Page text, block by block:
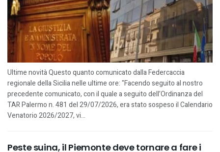
Ultime novità Questo quanto comunicato dalla Federcaccia
regionale della Sicilia nelle ultime ore: "Facendo seguito al nostro
precedente comunicato, con il quale a seguito dell’Ordinanza del
TAR Palermo n. 481 del 29/07/2026, era stato sospeso il Calendario
Venatorio 2026/2027, vi...
Peste suina, il Piemonte deve tornare a fare i